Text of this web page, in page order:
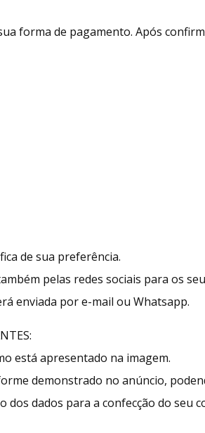
forma de pagamento. Após
de sua preferência.
pelas redes sociais para os
enviada por e-mail ou Whatsapp.
está apresentado na imagem.
demonstrado no anúncio,
dados para a confecção do seu